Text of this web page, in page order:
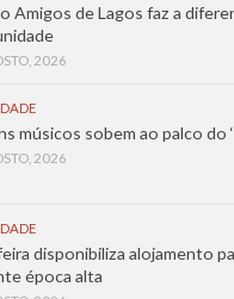
Amigos de Lagos faz a
2026
músicos sobem ao palco do
2026
disponibiliza alojamento
época alta